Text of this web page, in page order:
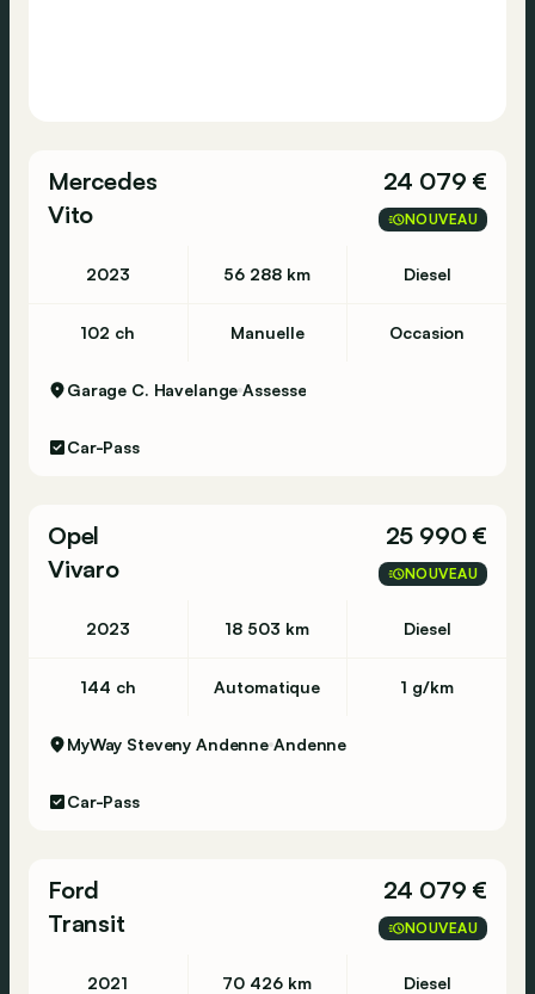
Mercedes
Vito
24 079 €
NOUVEAU
2023 56 288 km Diesel
102 ch Manuelle Occasion
Garage C. Havelange Assesse
Car-Pass
Opel
Vivaro
25 990 €
NOUVEAU
2023 18 503 km Diesel
144 ch Automatique 1 g/km
MyWay Steveny Andenne Andenne
Car-Pass
Ford
Transit
24 079 €
NOUVEAU
2021 70 426 km Diesel